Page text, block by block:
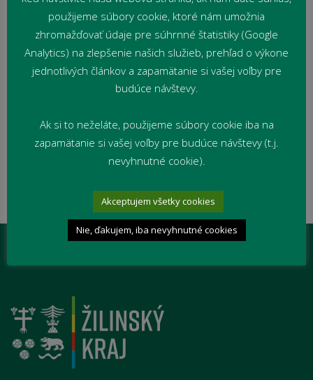
Archív starších článkov
Archív starších článkov
použijeme súbory cookie, ktoré nám umožnia
zhromažďovať údaje pre súhrnné štatistiky (Google
Analytics) na zlepšenie našich služieb, prehľad o výkone
jednotlivých článkov a zapamätanie si vašej voľby pre
budúce návštevy.
Ak si to neželáte, použijeme súbory cookie iba na
zapamätanie si vašej voľby pre budúce návštevy (t.j.
nevyhnutné cookie).
Akceptujem všetky cookies
Nie, ďakujem, iba nevyhnutné cookies